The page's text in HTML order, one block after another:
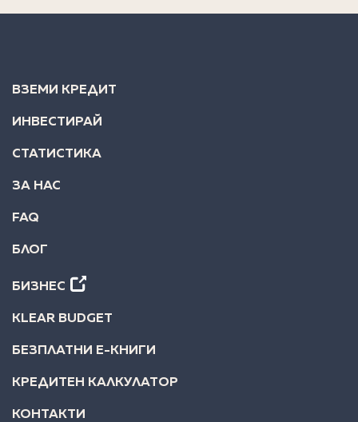
ВЗЕМИ КРЕДИТ
ИНВЕСТИРАЙ
СТАТИСТИКА
ЗА НАС
FAQ
БЛОГ
БИЗНЕС
KLEAR BUDGET
БЕЗПЛАТНИ Е-КНИГИ
КРЕДИТЕН КАЛКУЛАТОР
КОНТАКТИ